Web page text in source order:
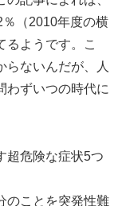
（2010年度の横
るようです。こ
らないんだが、人
わずいつの時代に
超危険な症状5つ
のことを突発性難